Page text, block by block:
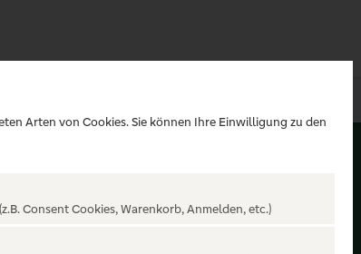
Arten von Cookies. Sie können Ihre Einwilligung zu den
Consent Cookies, Warenkorb, Anmelden, etc.)